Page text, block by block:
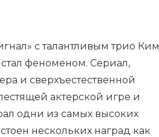
с талантливым трио Ким
феноменом. Сериал,
и сверхъестественной
актерской игре и
одни из самых высоких
нескольких наград как